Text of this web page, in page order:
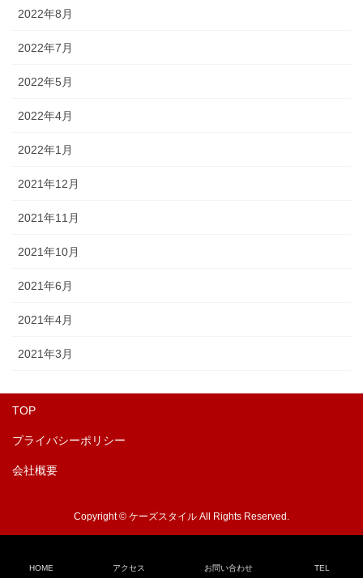
2022年8月
2022年7月
2022年5月
2022年4月
2022年1月
2021年12月
2021年11月
2021年10月
2021年6月
2021年4月
2021年3月
TOP
プライバシーポリシー
会社概要
Copyright © ケーズスタイル All Rights Reserved.
HOME アクセス お問い合わせ TEL